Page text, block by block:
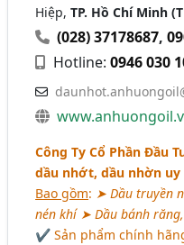
Hiệp,TP. Hồ Chí Minh
(028) 37178687,
Hotline:0946 030
Công Ty Cổ Phần Đầu
dầu nhớt, dầu nhờn
Bao gồm: ➤ Dầu truyền
nén khí ➤ Dầu bánh
✔ Sản phẩm chính